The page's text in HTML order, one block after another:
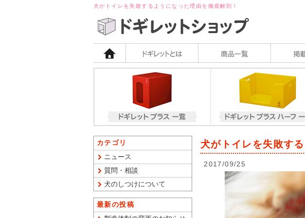
犬がトイレを失敗するようになった理由を徹底解剖！
犬がトイレを失敗す
2017/09/25
カテゴリ
ニュース
質問・相談
犬のしつけについて
最新の投稿